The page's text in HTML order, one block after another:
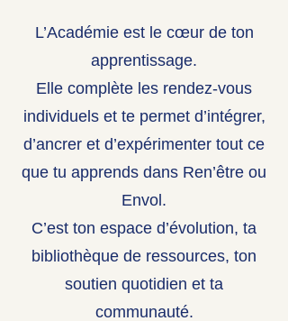
L’Académie est le cœur de ton
apprentissage.
Elle complète les rendez-vous
individuels et te permet d’intégrer,
d’ancrer et d’expérimenter tout ce
que tu apprends dans Ren’être ou
Envol.
C’est ton espace d’évolution, ta
bibliothèque de ressources, ton
soutien quotidien et ta
communauté.